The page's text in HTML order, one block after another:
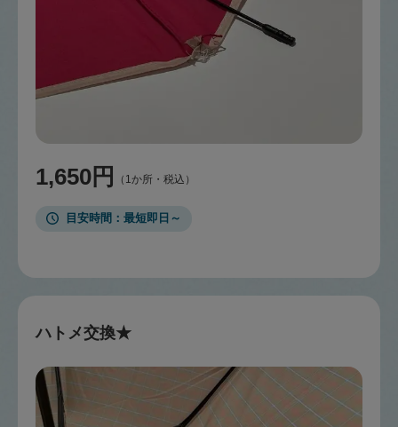
1,650円 （1か所・税込）
目安時間 最短即日～
ハトメ交換★